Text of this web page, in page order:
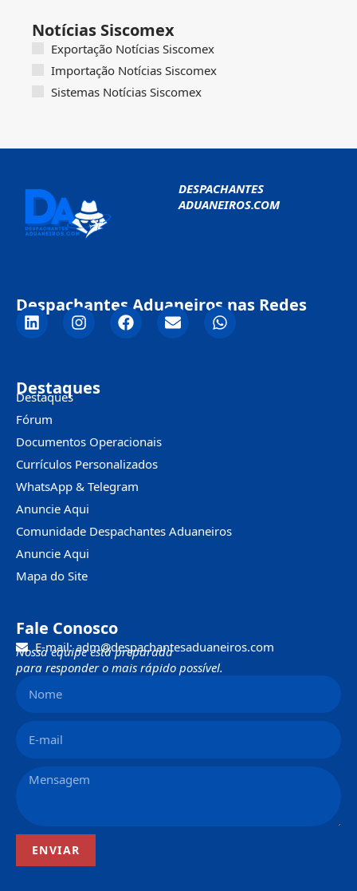
Notícias Siscomex
Exportação Notícias Siscomex
Importação Notícias Siscomex
Sistemas Notícias Siscomex
DESPACHANTES
ADUANEIROS.COM
Despachantes Aduaneiros nas Redes
Destaques
Destaques
Fórum
Documentos Operacionais
Currículos Personalizados
WhatsApp & Telegram
Anuncie Aqui
Comunidade Despachantes Aduaneiros
Anuncie Aqui
Mapa do Site
Fale Conosco
E-mail: adm@despachantesaduaneiros.com
Nossa equipe está preparada
para responder o mais rápido possível.
ENVIAR